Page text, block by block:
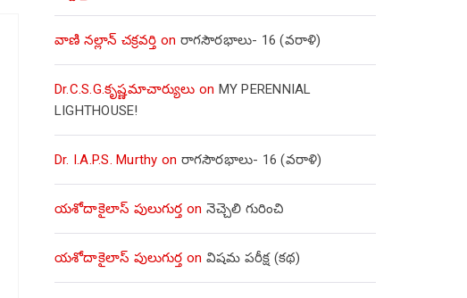
వాణి నల్లాన్ చక్రవర్తి on రాగసౌరభాలు- 16 (వరాళి)
Dr.C.S.G.కృష్ణమాచార్యులు on MY PERENNIAL
LIGHTHOUSE!
Dr. I.A.P.S. Murthy on రాగసౌరభాలు- 16 (వరాళి)
యశోదాకైలాస్ పులుగుర్త on నెచ్చెలి గురించి
యశోదాకైలాస్ పులుగుర్త on విషమ పరీక్ష (క‌థ‌)